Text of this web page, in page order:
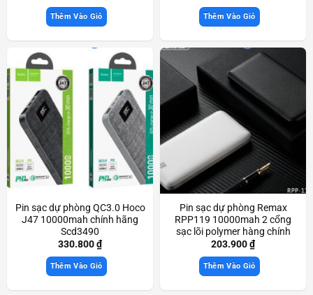
Thêm Vào Giỏ Thêm Vào Giỏ
Pin sạc dự phòng QC3.0 Hoco
J47 10000mah chính hãng
Scd3490
330.800₫
Thêm Vào Giỏ
Pin sạc dự phòng Remax
RPP119 10000mah 2 cổng
sạc lõi polymer hàng chính
hãng Scd3627
203.900₫
Thêm Vào Giỏ